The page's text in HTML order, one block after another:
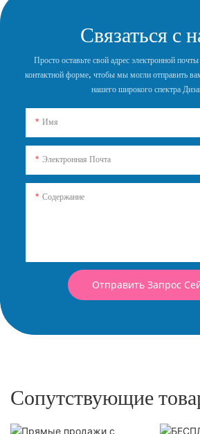
Связаться с
Просто оставьте свой адрес электронной
контактной форме, чтобы мы могли отправить
нашего широкого спектра
Имя
Электронная Почта
Содержание
Отправить Запрос
Сопутствующие